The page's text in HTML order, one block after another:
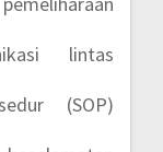
lintas
(SOP)